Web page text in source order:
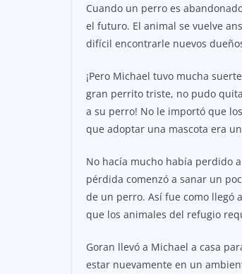
Cuando un perro es
el futuro. El animal se vuelve
difícil encontrarle nuevos
¡Pero Michael tuvo mucha
gran perrito triste, no pudo
a su perro! No le importó que
que adoptar una mascota era
No hacía mucho había perdido
pérdida comenzó a sanar un
de un perro. Así fue como llegó
que los animales del refugio
Goran llevó a Michael a casa
estar nuevamente en un